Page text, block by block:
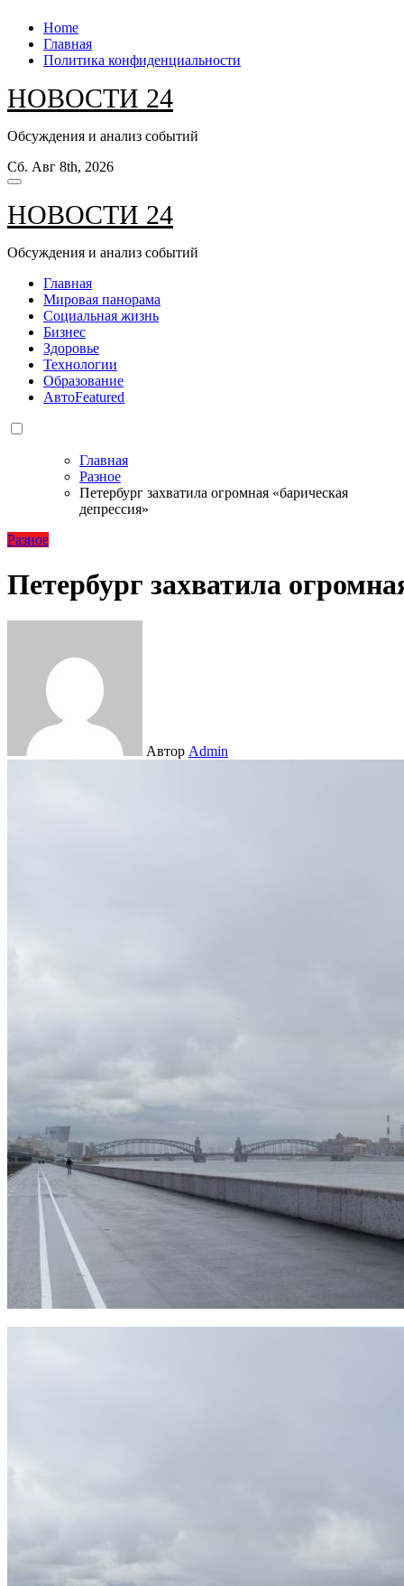
Перейти
содержанию
Home
Главная
Политика конфиденциальности
НОВОСТИ 24
Обсуждения и анализ событий
Сб. Авг 8th, 2026
НОВОСТИ 24
Обсуждения и анализ событий
Главная
Мировая панорама
Социальная жизнь
Бизнес
Здоровье
Технологии
Образование
АвтоFeatured
Главная
Разное
Петербург захватила огромная «барическая
депрессия»
Разное
Петербург захватила
Автор Admin